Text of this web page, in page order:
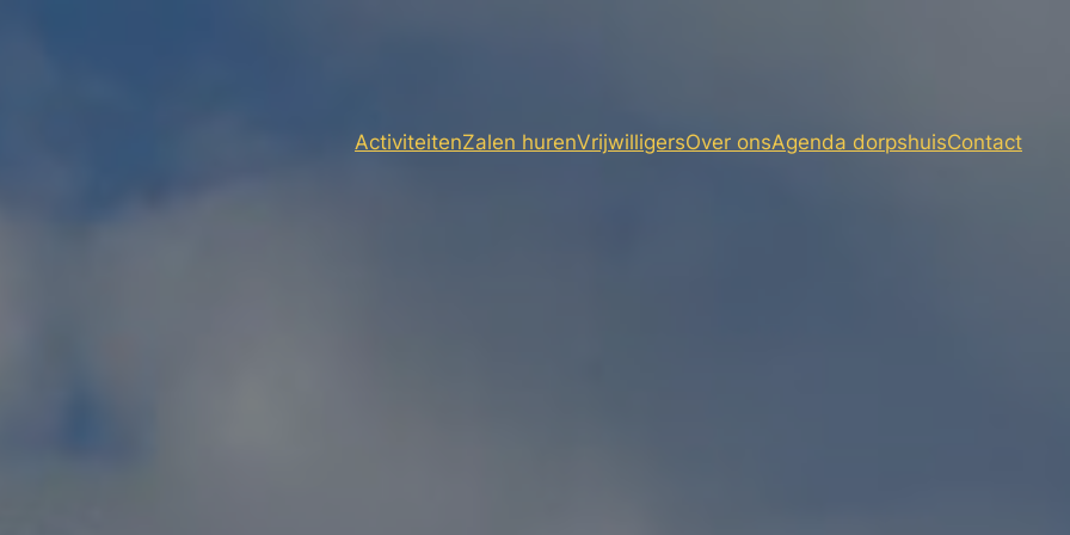
ActiviteitenZalen hurenVrijwilligersOver onsAgenda dorpshuisContact